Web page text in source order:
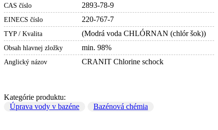
CAS číslo 2893-78-9
EINECS číslo 220-767-7
TYP / Kvalita (Modrá voda CHLÓRNAN (chlór šok))
Obsah hlavnej zložky min. 98%
Anglický názov CRANIT Chlorine schock
Kategórie produktu:
Úprava vody v bazéne
Bazénová chémia